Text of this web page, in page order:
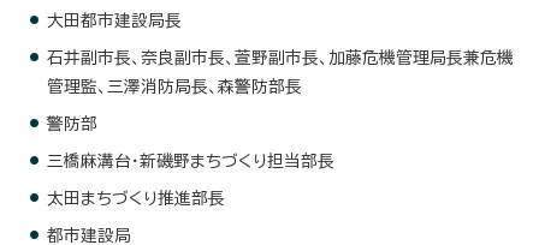
大田都市建設局長
石井副市長、奈良副市長、萱野副市長、加藤危機管理局長兼危機
管理監、三澤消防局長、森警防部長
警防部
三橋麻溝台・新磯野まちづくり担当部長
太田まちづくり推進部長
都市建設局